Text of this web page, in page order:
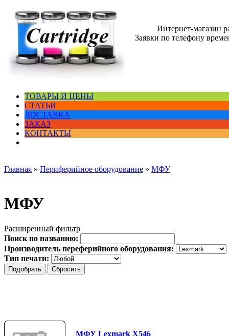
Интернет-магазин
Заявки по телефону
ТОВАРЫ И ЦЕНЫ
СТАТЬИ
ДОСТАВКА
ЗАКАЗ
КОНТАКТЫ
Главная » Периферийное оборудование » МФУ
МФУ
Расширенный фильтр
Поиск по названию:
Производитель переферийного оборудования:
Тип печати:
МФУ Lexmark X546